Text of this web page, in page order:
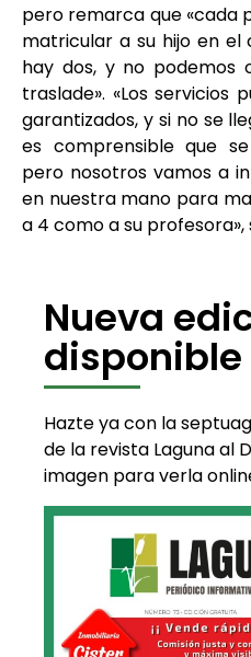
pero remarca que «cada
matricular a su hijo en el
hay dos, y no podemos
traslade». «Los servicios
garantizados, y si no se
es comprensible que
pero nosotros vamos a
en nuestra mano para
a 4 como a su profesora»,
Nueva
disponible
Hazte ya con la
de la revista Laguna al
imagen para verla